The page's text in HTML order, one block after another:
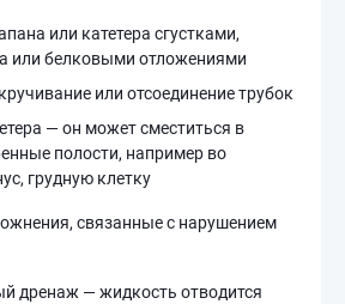
или катетера сгустками,
или белковыми отложениями
или отсоединение трубок
— он может сместиться в
полости, например во
грудную клетку
связанные с нарушением
дренаж — жидкость отводится